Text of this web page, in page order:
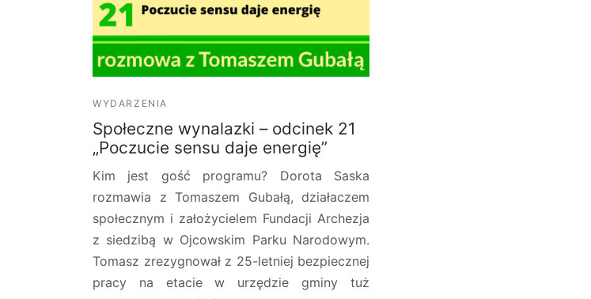
WYDARZENIA
Społeczne wynalazki – odcinek 21
„Poczucie sensu daje energię”
Kim jest gość programu? Dorota Saska
rozmawia z Tomaszem Gubałą, działaczem
społecznym i założycielem Fundacji Archezja
z siedzibą w Ojcowskim Parku Narodowym.
Tomasz zrezygnował z 25-letniej bezpiecznej
pracy na etacie w urzędzie gminy tuż